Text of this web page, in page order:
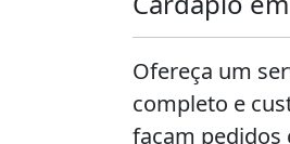
Ofereça um
completo e
façam pedidos